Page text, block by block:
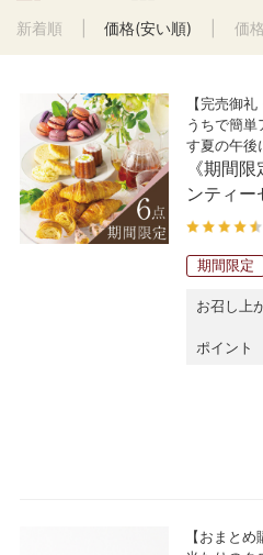
新着順 価格(安い順) 価
【完売御
うちで簡
す夏の午後
《期間
ンティー
期間限定
お召し上
ポイント
【おまと